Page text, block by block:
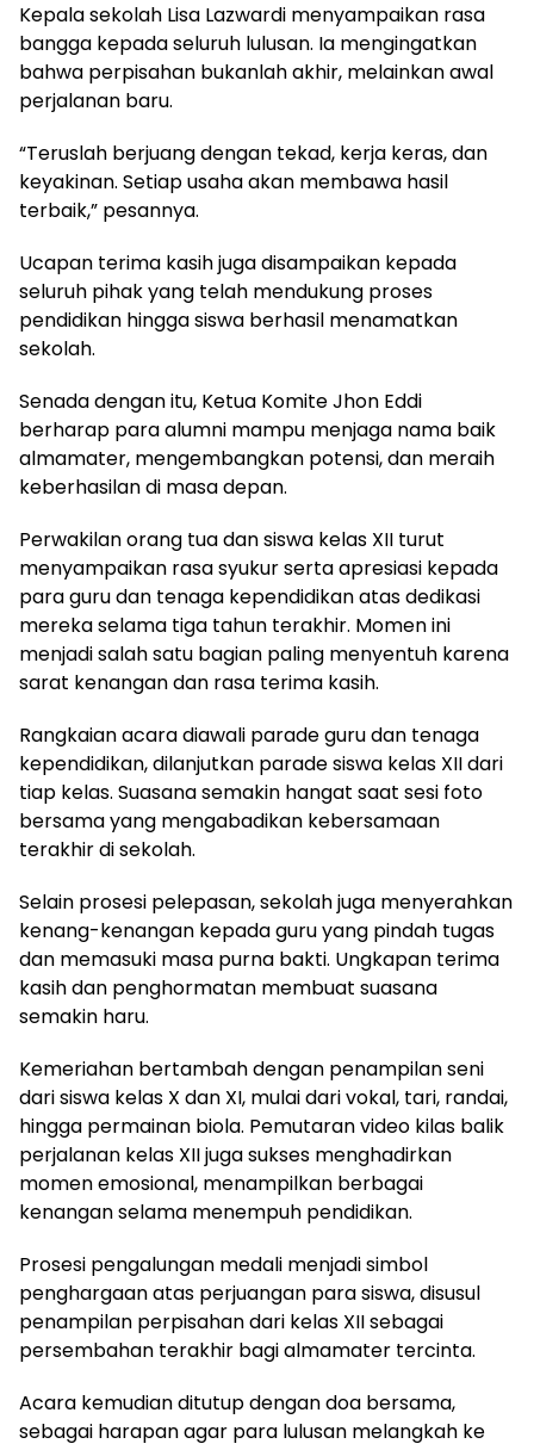
Kepala sekolah Lisa Lazwardi menyampaikan rasa
bangga kepada seluruh lulusan. Ia mengingatkan
bahwa perpisahan bukanlah akhir, melainkan awal
perjalanan baru.
“Teruslah berjuang dengan tekad, kerja keras, dan
keyakinan. Setiap usaha akan membawa hasil
terbaik,” pesannya.
Ucapan terima kasih juga disampaikan kepada
seluruh pihak yang telah mendukung proses
pendidikan hingga siswa berhasil menamatkan
sekolah.
Senada dengan itu, Ketua Komite Jhon Eddi
berharap para alumni mampu menjaga nama baik
almamater, mengembangkan potensi, dan meraih
keberhasilan di masa depan.
Perwakilan orang tua dan siswa kelas XII turut
menyampaikan rasa syukur serta apresiasi kepada
para guru dan tenaga kependidikan atas dedikasi
mereka selama tiga tahun terakhir. Momen ini
menjadi salah satu bagian paling menyentuh karena
sarat kenangan dan rasa terima kasih.
Rangkaian acara diawali parade guru dan tenaga
kependidikan, dilanjutkan parade siswa kelas XII dari
tiap kelas. Suasana semakin hangat saat sesi foto
bersama yang mengabadikan kebersamaan
terakhir di sekolah.
Selain prosesi pelepasan, sekolah juga menyerahkan
kenang-kenangan kepada guru yang pindah tugas
dan memasuki masa purna bakti. Ungkapan terima
kasih dan penghormatan membuat suasana
semakin haru.
Kemeriahan bertambah dengan penampilan seni
dari siswa kelas X dan XI, mulai dari vokal, tari, randai,
hingga permainan biola. Pemutaran video kilas balik
perjalanan kelas XII juga sukses menghadirkan
momen emosional, menampilkan berbagai
kenangan selama menempuh pendidikan.
Prosesi pengalungan medali menjadi simbol
penghargaan atas perjuangan para siswa, disusul
penampilan perpisahan dari kelas XII sebagai
persembahan terakhir bagi almamater tercinta.
Acara kemudian ditutup dengan doa bersama,
sebagai harapan agar para lulusan melangkah ke